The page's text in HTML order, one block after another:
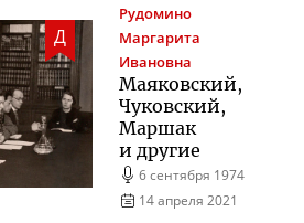
Д
Рудомино
Маргарита
Ивановна
Маяковский,
Чуковский,
Маршак
и другие
6 сентября 1974
14 апреля 2021